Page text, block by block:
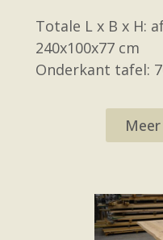
Totale L x B x H:
240x100x77 cm
Onderkant tafel: